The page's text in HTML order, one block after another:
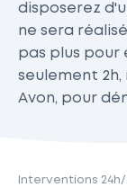
disposerez
ne sera
pas plus pour
seulement 2h,
Avon, pour
Interventions